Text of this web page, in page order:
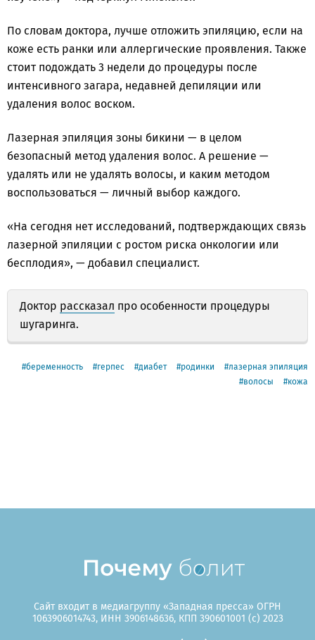
По словам доктора, лучше отложить эпиляцию, если на
коже есть ранки или аллергические проявления. Также
стоит подождать 3 недели до процедуры после
интенсивного загара, недавней депиляции или
удаления волос воском.
Лазерная эпиляция зоны бикини — в целом
безопасный метод удаления волос. А решение —
удалять или не удалять волосы, и каким методом
воспользоваться — личный выбор каждого.
«На сегодня нет исследований, подтверждающих связь
лазерной эпиляции с ростом риска онкологии или
бесплодия», — добавил специалист.
Доктор рассказал про особенности процедуры
шугаринга.
беременность герпес диабет родинки
лазерная эпиляция
волосы
кожа
Сайт входит в медиагруппу «Западная пресса» ОГРН
1063906014743, ИНН 3906148636, КПП 390601001 (c) 2023